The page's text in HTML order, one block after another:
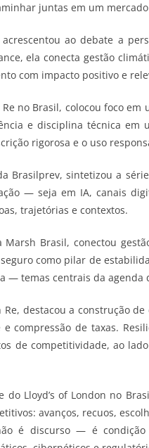
juntas em um
acrescentou ao debate a
ela conecta gestão
com impacto positivo e
Re no Brasil, colocou foco
e disciplina técnica em
rigorosa e o uso
Brasilprev, sintetizou a
— seja em IA, canais
trajetórias e contextos.
Marsh Brasil, conectou
como pilar de
— temas centrais da agenda
Re, destacou a construção
e compressão de taxas.
de competitividade, ao
do Lloyd’s of London no
avanços, recuos,
é discurso — é condição